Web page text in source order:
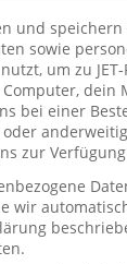
und speichern
sowie
um zu
dein
bei einer
zur
wir